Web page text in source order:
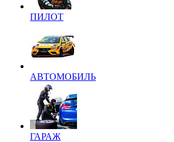
ПИЛОТ
АВТОМОБИЛЬ
ГАРАЖ